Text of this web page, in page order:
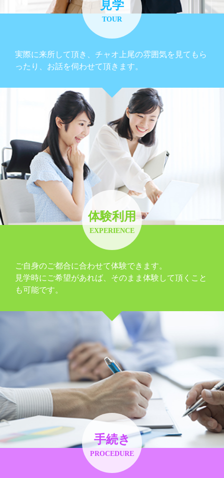
見学
TOUR
実際に来所して頂き、チャオ上尾の雰囲気を見てもら
ったり、お話を伺わせて頂きます。
体験利用
EXPERIENCE
ご自身のご都合に合わせて体験できます。
見学時にご希望があれば、そのまま体験して頂くこと
も可能です。
手続き
PROCEDURE